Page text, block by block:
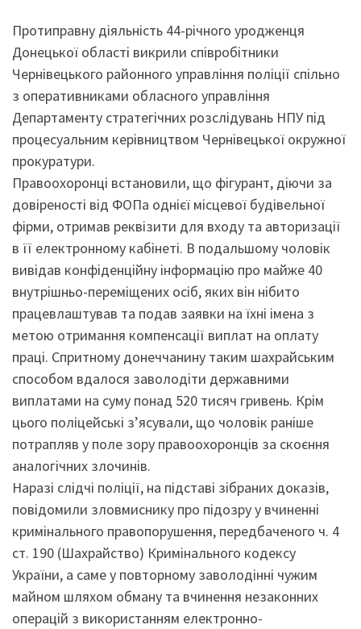
Протиправну діяльність 44-річного уродженця
Донецької області викрили співробітники
Чернівецького районного управління поліції спільно
з оперативниками обласного управління
Департаменту стратегічних розслідувань НПУ під
процесуальним керівництвом Чернівецької окружної
прокуратури.
Правоохоронці встановили, що фігурант, діючи за
довіреності від ФОПа однієї місцевої будівельної
фірми, отримав реквізити для входу та авторизації
в її електронному кабінеті. В подальшому чоловік
вивідав конфіденційну інформацію про майже 40
внутрішньо-переміщених осіб, яких він нібито
працевлаштував та подав заявки на їхні імена з
метою отримання компенсації виплат на оплату
праці. Спритному донеччанину таким шахрайським
способом вдалося заволодіти державними
виплатами на суму понад 520 тисяч гривень. Крім
цього поліцейські з’ясували, що чоловік раніше
потрапляв у поле зору правоохоронців за скоєння
аналогічних злочинів.
Наразі слідчі поліції, на підставі зібраних доказів,
повідомили зловмиснику про підозру у вчиненні
кримінального правопорушення, передбаченого ч. 4
ст. 190 (Шахрайство) Кримінального кодексу
України, а саме у повторному заволодінні чужим
майном шляхом обману та вчинення незаконних
операцій з використанням електронно-